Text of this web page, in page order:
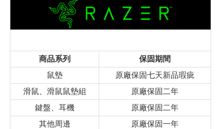
商品系列
保固期間
鼠墊
原廠保固七天新品瑕疵
滑鼠、滑鼠鼠墊組
原廠保固二年
鍵盤、耳機
原廠保固二年
其他周邊
原廠保固一年